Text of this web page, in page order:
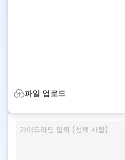
파일 업로드